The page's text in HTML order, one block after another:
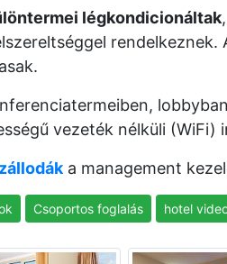
légkondicionáltak
rendelkeznek.
vezeték nélküli
a management
Csoportos foglalás hotel